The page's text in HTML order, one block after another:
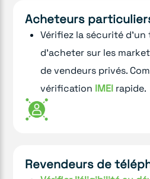
Acheteurs
Vérifiez la sécurité
d'acheter sur les
de vendeurs privés.
vérification IMEI rapide.
Revendeurs de